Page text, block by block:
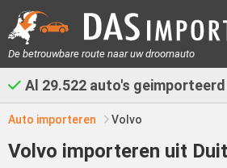
De betrouwbare route naar uw droomauto
Al 29.522 auto's geimporteerd
Auto importeren Volvo
Volvo importeren uit